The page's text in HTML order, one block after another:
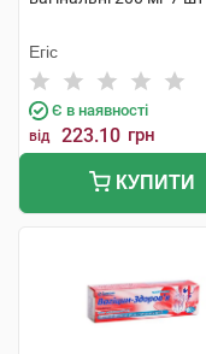
Егіс
Є в наявності
від 223.10 грн
КУПИТИ